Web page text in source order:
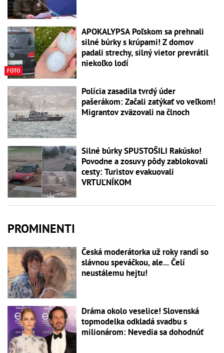
FOTO
APOKALYPSA Poľskom sa prehnali
silné búrky s krúpami! Z domov
padali strechy, silný vietor prevrátil
niekoľko lodí
Polícia zasadila tvrdý úder
pašerákom: Začali zatýkať vo veľkom!
Migrantov zväzovali na člnoch
Silné búrky SPUSTOŠILI Rakúsko!
Povodne a zosuvy pôdy zablokovali
cesty: Turistov evakuovali
VRTUĽNÍKOM
PROMINENTI
Česká moderátorka už roky randí so
slávnou speváčkou, ale... Čelí
neustálemu hejtu!
Dráma okolo veselice! Slovenská
topmodelka odkladá svadbu s
milionárom: Nevedia sa dohodnúť